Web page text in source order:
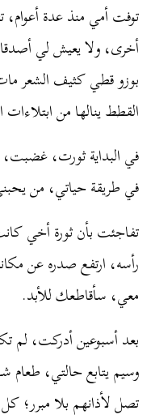
توفت أمي منذ عدة أعوام،
أخرى، ولا يعيش لي
بوزو قطي كثيف الشعر
القطط ينالها من
في البداية ثورت، غضبت،
في طريقة حياتي، من
تفاجئت بأن ثورة أخي
رأسه، ارتفع صدره عن
معي، سأقاطعك للأبد.
بعد أسبوعين أدركت، لم
وسيم يتابع حالتي، طعام
تصل لأذانهم بلا مبرر؛